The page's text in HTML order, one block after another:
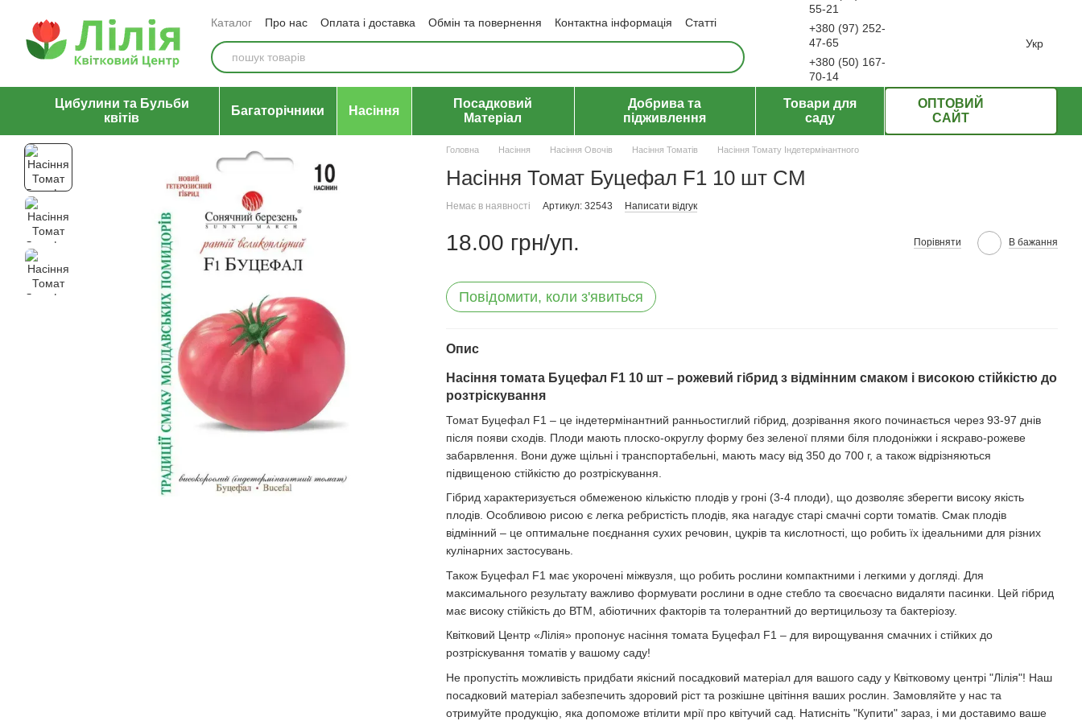
Каталог Про нас Оплата і доставка Обмін та повернення Контактна інформація
Статті
Відгуки про магазин
Угода користувача Політика конфіденційності Договір публічної оферти
55-21
+380 (97) 252-
47-65
+380 (50) 167-
70-14
Укр
Цибулини та Бульби
квітів
Багаторічники Насіння
Посадковий
Матеріал
Добрива та
підживлення
Товари для
саду
ОПТОВИЙ
САЙТ
Головна Насіння Насіння Овочів Насіння Томатів Насіння Томату Індетермінантного
Насіння Томат Буцефал F1 10 шт СМ
Немає в наявності Артикул: 32543 Написати відгук
18.00 грн/уп. Порівняти В бажання
Повідомити, коли з'явиться
Опис
Насіння томата Буцефал F1 10 шт – рожевий гібрид з відмінним смаком і високою стійкістю до
розтріскування
Томат Буцефал F1 – це індетермінантний ранньостиглий гібрид, дозрівання якого починається через 93-97 днів
після появи сходів. Плоди мають плоско-округлу форму без зеленої плями біля плодоніжки і яскраво-рожеве
забарвлення. Вони дуже щільні і транспортабельні, мають масу від 350 до 700 г, а також відрізняються
підвищеною стійкістю до розтріскування.
Гібрид характеризується обмеженою кількістю плодів у гроні (3-4 плоди), що дозволяє зберегти високу якість
плодів. Особливою рисою є легка ребристість плодів, яка нагадує старі смачні сорти томатів. Смак плодів
відмінний – це оптимальне поєднання сухих речовин, цукрів та кислотності, що робить їх ідеальними для різних
кулінарних застосувань.
Також Буцефал F1 має укорочені міжвузля, що робить рослини компактними і легкими у догляді. Для
максимального результату важливо формувати рослини в одне стебло та своєчасно видаляти пасинки. Цей гібрид
має високу стійкість до ВТМ, абіотичних факторів та толерантний до вертицильозу та бактеріозу.
Квітковий Центр «Лілія» пропонує насіння томата Буцефал F1 – для вирощування смачних і стійких до
розтріскування томатів у вашому саду!
Не пропустіть можливість придбати якісний посадковий матеріал для вашого саду у Квітковому центрі "Лілія"! Наш
посадковий матеріал забезпечить здоровий ріст та розкішне цвітіння ваших рослин. Замовляйте у нас та
отримуйте продукцію, яка допоможе втілити мрії про квітучий сад. Натисніть "Купити" зараз, і ми доставимо ваше